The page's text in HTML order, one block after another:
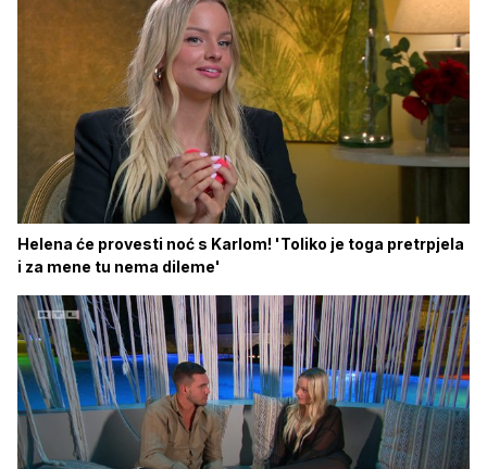
Helena će provesti noć s Karlom! 'Toliko je toga pretrpjela
i za mene tu nema dileme'